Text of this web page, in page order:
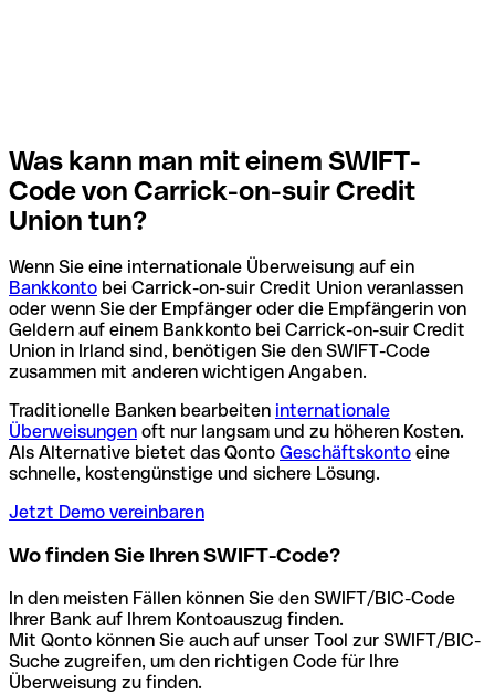
Was kann man mit einem SWIFT-
Code von Carrick-on-suir Credit
Union tun?
Wenn Sie eine internationale Überweisung auf ein
Bankkonto bei Carrick-on-suir Credit Union veranlassen
oder wenn Sie der Empfänger oder die Empfängerin von
Geldern auf einem Bankkonto bei Carrick-on-suir Credit
Union in Irland sind, benötigen Sie den SWIFT-Code
zusammen mit anderen wichtigen Angaben.
Traditionelle Banken bearbeiten internationale
Überweisungen oft nur langsam und zu höheren Kosten.
Als Alternative bietet das Qonto Geschäftskonto eine
schnelle, kostengünstige und sichere Lösung.
Jetzt Demo vereinbaren
Wo finden Sie Ihren SWIFT-Code?
In den meisten Fällen können Sie den SWIFT/BIC-Code
Ihrer Bank auf Ihrem Kontoauszug finden.
Mit Qonto können Sie auch auf unser Tool zur SWIFT/BIC-
Suche zugreifen, um den richtigen Code für Ihre
Überweisung zu finden.